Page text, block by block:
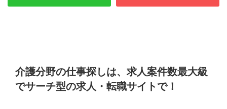
介護分野の仕事探しは、求人案件数最大級
でサーチ型の求人・転職サイトで！